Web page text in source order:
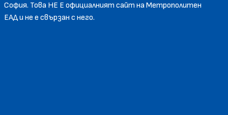
София. Това НЕ Е официалният сайт на Метрополитен
EАД и не е свързан с него.